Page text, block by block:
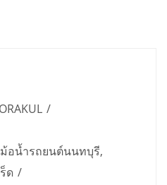
อน้ำรถยนต์นนทบุรี,
ด